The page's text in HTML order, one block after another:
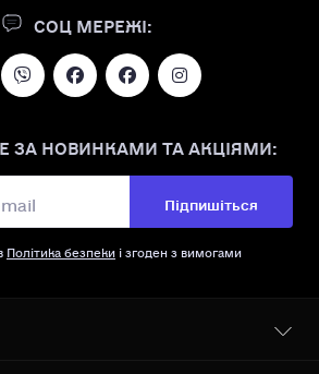
СОЦ МЕРЕЖІ:
ЗА НОВИНКАМИ ТА АКЦІЯМИ:
Підпишіться
Політика безпеки і згоден з вимогами